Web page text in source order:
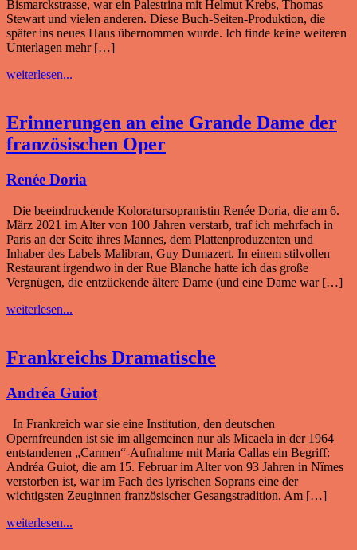
Bismarckstrasse, war ein Palestrina mit Helmut Krebs, Thomas
Stewart und vielen anderen. Diese Buch-Seiten-Produktion, die
später ins neues Haus übernommen wurde. Ich finde keine weiteren
Unterlagen mehr […]
weiterlesen...
Erinnerungen an eine Grande Dame der
französischen Oper
Renée Doria
Die beeindruckende Koloratursopranistin Renée Doria, die am 6.
März 2021 im Alter von 100 Jahren verstarb, traf ich mehrfach in
Paris an der Seite ihres Mannes, dem Plattenproduzenten und
Inhaber des Labels Malibran, Guy Dumazert. In einem stilvollen
Restaurant irgendwo in der Rue Blanche hatte ich das große
Vergnügen, die entzückende ältere Dame (und eine Dame war […]
weiterlesen...
Frankreichs Dramatische
Andréa Guiot
In Frankreich war sie eine Institution, den deutschen
Opernfreunden ist sie im allgemeinen nur als Micaela in der 1964
entstandenen „Carmen“-Aufnahme mit Maria Callas ein Begriff:
Andréa Guiot, die am 15. Februar im Alter von 93 Jahren in Nîmes
verstorben ist, war im Fach des lyrischen Soprans eine der
wichtigsten Zeuginnen französischer Gesangstradition. Am […]
weiterlesen...